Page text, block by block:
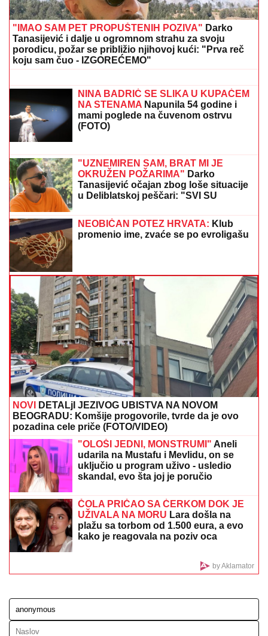
"MOŽDA JE ON SERIJSKI UBICA"
Žarko Popović za Blic TV o misteriji
ubistva lepe Ruskinje u Beogradu:
Srbiji napravio neko ZLO"
SVET PUCA NA DVA DELA, IRANU NOŽ U LEĐA:
zaista znači pakt Saudijske Arabije, Turske i
Pakistana?
Glumac nakon razvoda doneo
neobičnu odluku, a sada pokazao
kako napreduju renovacije:
"Nadgledanje"
DROGIRAN IZAZVAO SUDAR, JEDNA
OSOBA POGINULA
Vozač iz Novog
Pazara uhapšen u Ulcinju: U nesreći
dvoje povređeno
"IMAO SAM PET PROPUŠTENIH POZIVA"Darko
Tanasijević i dalje u ogromnom strahu za svoju
porodicu, požar se približio njihovoj kući: "Prva reč
koju sam čuo - IZGOREĆEMO"
Komšije otkrile
detalje ubistva Milke (82) na Novom